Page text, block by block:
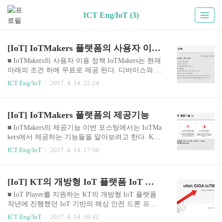
ICT Eng/IoT (3)
[IoT] IoTMakers 플랫폼의 사용자 이용 정책
■ IoTMakers의 사용자 이용 정책 IoTMakers는 현재
아래의 조건 하에 무료로 제공 된다. 디바이스와 이
벤트는 최대 10건, 사용자 정의 어댑터는 최대 2건
으로 제한적으로 이용 할 수 있으며, 앱을 개발해서
다. 이벤트 발생시 제어 항목에서 선택할 수 있는 S
MS 전송 가능 건수는 100건으로 한 달 기준이다.
데이터 중 태그스트림의 로그 데이터는 한달 간 보
하여 한번에 조회가 가능하다. 필자는 프로젝트 테
환경을 구성했던 적이 있다. 하지만, 정..
ICT Eng/IoT 2017. 4. 14. 22:24
[IoT] IoTMakers 플랫폼의 제공기능
■ IoTMakers의 제공기능 이번 포스팅에서는 IoTMa
kers에서 제공하는 기능들을 알아보려고 한다. KT
에서 제공하는 개방형 IoT플랫폼인 GiGA IoTMake
rs(이하 Makers)는 크게 세 가지의 대영역으로 자사
제공하는 기능을 네가지 항목으로 소개할 수 있다.
첫번째, KT의 표준 I/F, 국제 표준 프로토콜을 지원
하고, SDK를 제공합니다. 이를통해 다양한 디바이
ICT Eng/IoT 2017. 4. 14. 17:56
[IoT] KT의 개방형 IoT 플랫폼 IoT Makers 소개
■ IoT Player를 지원하는 KT의 개방형 IoT 플랫폼
작년에 진행했던 IoT 기반의 해상 안전 드론 프로
젝트(SAFER)를 진행하면서 사용했던 KT사의 개
ICT Eng/IoT 2017. 4. 14. 16:42